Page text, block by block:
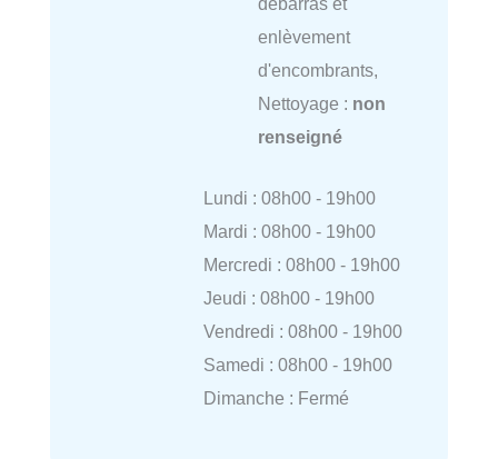
enlèvement
d'encombrants,
Nettoyage : non
renseigné
Lundi : 08h00 - 19h00
Mardi : 08h00 - 19h00
Mercredi : 08h00 - 19h00
Jeudi : 08h00 - 19h00
Vendredi : 08h00 - 19h00
Samedi : 08h00 - 19h00
Dimanche : Fermé